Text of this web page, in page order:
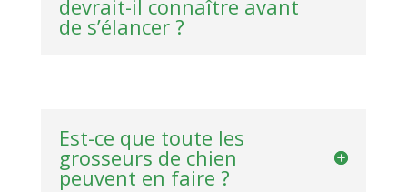
devrait-il connaître avant
de s’élancer ?
Est-ce que toute les
grosseurs de chien
peuvent en faire ?